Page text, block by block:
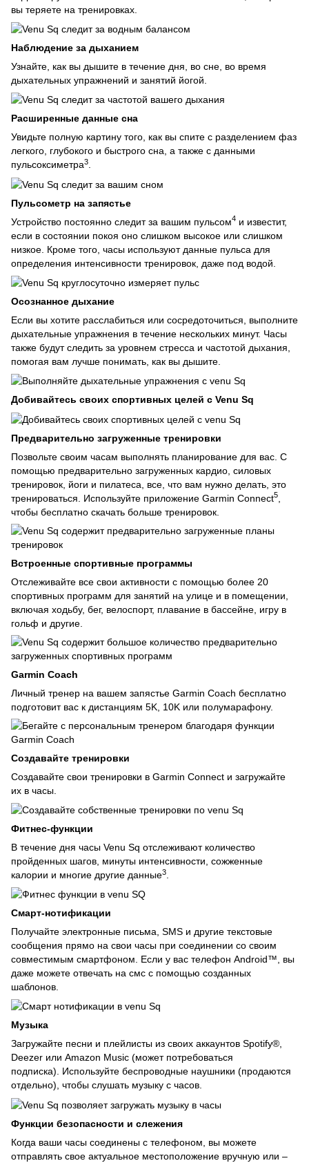
вы теряете на тренировках.
Наблюдение за дыханием
Узнайте, как вы дышите в течение дня, во сне, во время
дыхательных упражнений и занятий йогой.
Расширенные данные сна
Увидьте полную картину того, как вы спите с разделением фаз
легкого, глубокого и быстрого сна, а также с данными
пульсоксиметра3.
Пульсометр на запястье
Устройство постоянно следит за вашим пульсом4 и известит,
если в состоянии покоя оно слишком высокое или слишком
низкое. Кроме того, часы используют данные пульса для
определения интенсивности тренировок, даже под водой.
Осознанное дыхание
Если вы хотите расслабиться или сосредоточиться, выполните
дыхательные упражнения в течение нескольких минут. Часы
также будут следить за уровнем стресса и частотой дыхания,
помогая вам лучше понимать, как вы дышите.
Добивайтесь своих спортивных целей с Venu Sq
Предварительно загруженные тренировки
Позвольте своим часам выполнять планирование для вас. С
помощью предварительно загруженных кардио, силовых
тренировок, йоги и пилатеса, все, что вам нужно делать, это
тренироваться. Используйте приложение Garmin Connect5
чтобы бесплатно скачать больше тренировок.
Встроенные спортивные программы
Отслеживайте все свои активности с помощью более 20
спортивных программ для занятий на улице и в помещении,
включая ходьбу, бег, велоспорт, плавание в бассейне, игру в
гольф и другие.
Garmin Coach
Личный тренер на вашем запястье Garmin Coach бесплатно
подготовит вас к дистанциям 5K, 10K или полумарафону.
Создавайте тренировки
Создавайте свои тренировки в Garmin Connect и загружайте
их в часы.
Фитнес-функции
В течение дня часы Venu Sq отслеживают количество
пройденных шагов, минуты интенсивности, сожженные
калории и многие другие данные3
Смарт-нотификации
Получайте электронные письма, SMS и другие текстовые
сообщения прямо на свои часы при соединении со своим
совместимым смартфоном. Если у вас телефон Android™, вы
даже можете отвечать на смс с помощью созданных
шаблонов.
Музыка
Загружайте песни и плейлисты из своих аккаунтов Spotify®,
Deezer или Amazon Music (может потребоваться
подписка). Используйте беспроводные наушники (продаются
отдельно), чтобы слушать музыку с часов.
Функции безопасности и слежения
Когда ваши часы соединены с телефоном, вы можете
отправлять свое актуальное местоположение вручную или –